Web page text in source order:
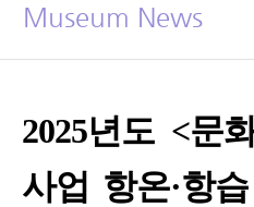
Museum News
2025년도 <문
사업 항온·항